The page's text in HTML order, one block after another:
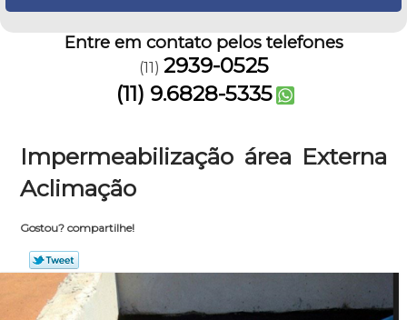
Entre em contato pelos telefones
(11) 2939-0525
(11) 9.6828-5335
Impermeabilização área Externa
Aclimação
Gostou? compartilhe!